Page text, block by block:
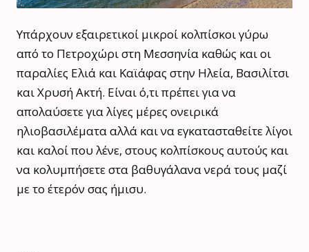
Υπάρχουν εξαιρετικοί μικροί κολπίσκοι γύρω
από το Πετροχώρι στη Μεσσηνία καθώς και οι
παραλίες Ελιά και Καϊάφας στην Ηλεία, Βασιλίτσι
και Χρυσή Ακτή. Είναι ό,τι πρέπει για να
απολαύσετε για λίγες μέρες ονειρικά
ηλιοβασιλέματα αλλά και να εγκατασταθείτε λίγοι
και καλοί που λένε, στους κολπίσκους αυτούς και
να κολυμπήσετε στα βαθυγάλανα νερά τους μαζί
με το έτερόν σας ήμισυ.